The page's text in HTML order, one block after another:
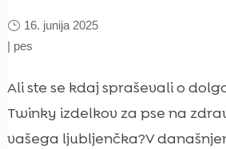
16. junija 2025
| pes
Ali ste se kdaj spraševali o
Twinky izdelkov za pse na
vašega ljubljenčka?V